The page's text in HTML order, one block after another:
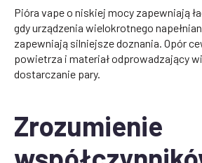
Pióra vape o niskiej mocy zapewniają
gdy urządzenia wielokrotnego
zapewniają silniejsze doznania. Opór
powietrza i materiał odprowadzający
dostarczanie pary.
Zrozumienie